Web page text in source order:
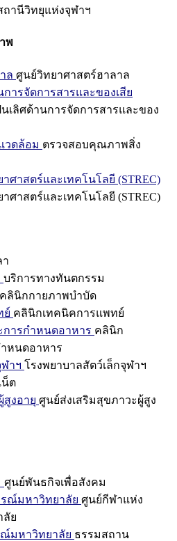
ถานีวิทยุแห่งจุฬาฯ
พ
ล ศูนย์วิทยาศาสตร์ฮาลาล
ารจัดการสารและของเสีย
เลิศด้านการจัดการสารและของ
วดล้อม ตรวจสอบคุณภาพสิ่ง
ศาสตร์และเทคโนโลยี (STREC)
ศาสตร์และเทคโนโลยี (STREC)
บริการทางทันตกรรม
คลินิกกายภาพบำบัด
ย์ คลินิกเทคนิคการแพทย์
ารกำหนดอาหาร คลินิก
หนดอาหาร
าฯ โรงพยาบาลสัตว์เล็กจุฬาฯ
น็ต
สูงอายุ ศูนย์ส่งเสริมสุขภาวะผู้สูง
ศูนย์พันธกิจเพื่อสังคม
ณ์มหาวิทยาลัย ศูนย์กีฬาแห่ง
ลัย
มหาวิทยาลัย ธรรมสถาน